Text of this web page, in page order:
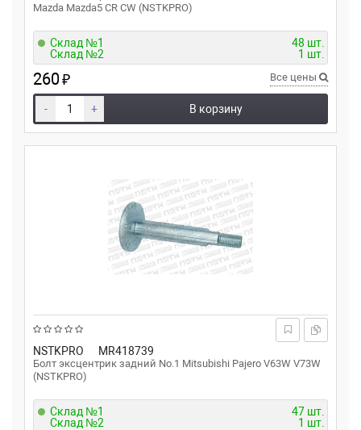
Mazda Mazda5 CR CW (NSTKPRO)
Склад №1
48 шт.
Склад №2
1 шт.
260₽ Все цены
- + В корзину
NSTKPRO MR418739
Болт эксцентрик задний No.1 Mitsubishi Pajero V63W V73W
(NSTKPRO)
Склад №1
47 шт.
Склад №2
1 шт.